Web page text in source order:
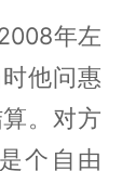
年左
他问惠
。对方
个自由